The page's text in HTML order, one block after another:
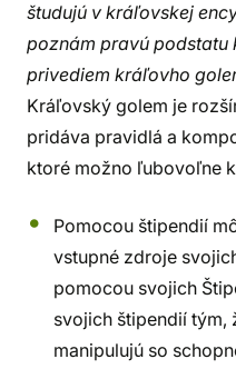
študujú v kráľovskej
poznám pravú
privediem kráľovho
Kráľovský golem je
pridáva pravidlá a
ktoré možno ľubovoľne
Pomocou štipendií
vstupné zdroje
pomocou svojich
svojich štipendií tým,
manipulujú so